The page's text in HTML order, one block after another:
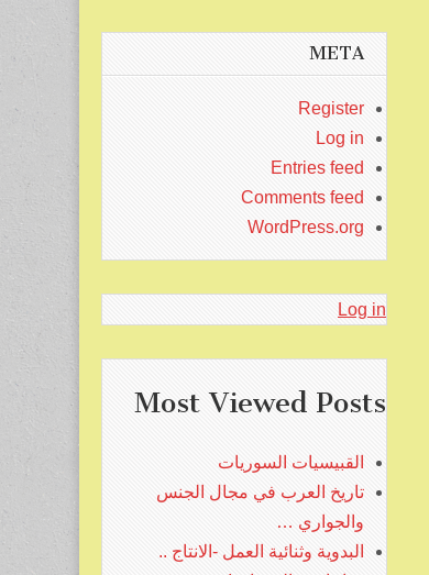
META
Register
Log in
Entries feed
Comments feed
WordPress.org
Log in
Most Viewed Posts
القبيسيات السوريات
تاريخ العرب في مجال الجنس
والجواري …
البدوية وثنائية العمل -الانتاج ..